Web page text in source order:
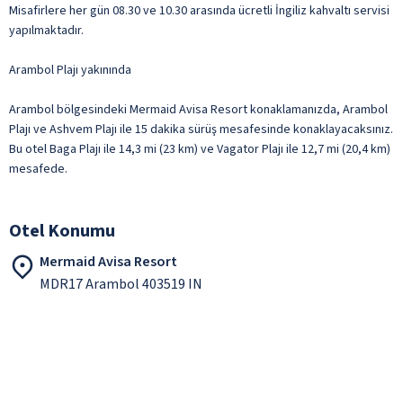
Misafirlere her gün 08.30 ve 10.30 arasında ücretli İngiliz kahvaltı servisi
yapılmaktadır.
Arambol Plajı yakınında
Arambol bölgesindeki Mermaid Avisa Resort konaklamanızda, Arambol
Plajı ve Ashvem Plajı ile 15 dakika sürüş mesafesinde konaklayacaksınız.
Bu otel Baga Plajı ile 14,3 mi (23 km) ve Vagator Plajı ile 12,7 mi (20,4 km)
mesafede.
Otel Konumu
Mermaid Avisa Resort
MDR17 Arambol 403519 IN